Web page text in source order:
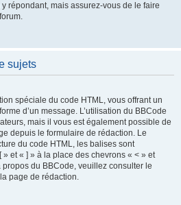
répondant, mais assurez-vous de le faire
sujets
spéciale du code HTML, vous offrant un
d’un message. L’utilisation du BBCode
mais il vous est également possible de
depuis le formulaire de rédaction. Le
du code HTML, les balises sont
et « ] » à la place des chevrons « < » et
propos du BBCode, veuillez consulter le
page de rédaction.